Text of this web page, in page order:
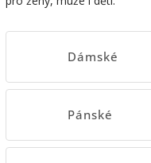
Dámské
Pánské